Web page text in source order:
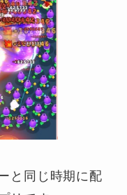
と同じ時期に配